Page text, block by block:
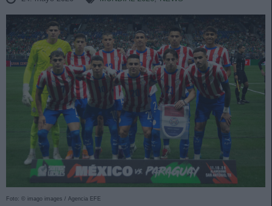
Foto: © imago images / Agencia EFE